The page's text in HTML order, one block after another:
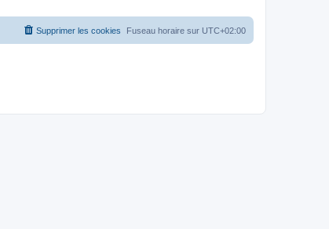
Fuseau horaire sur UTC+02:00
Supprimer les cookies